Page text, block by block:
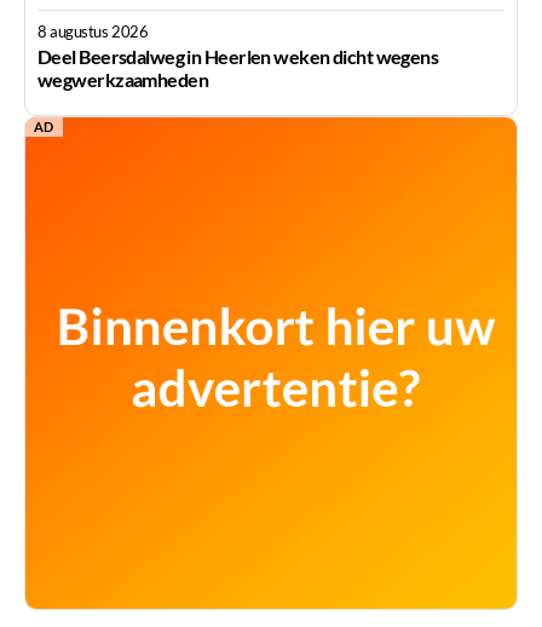
8 augustus 2026
Deel Beersdalweg in Heerlen weken dicht wegens
wegwerkzaamheden
AD